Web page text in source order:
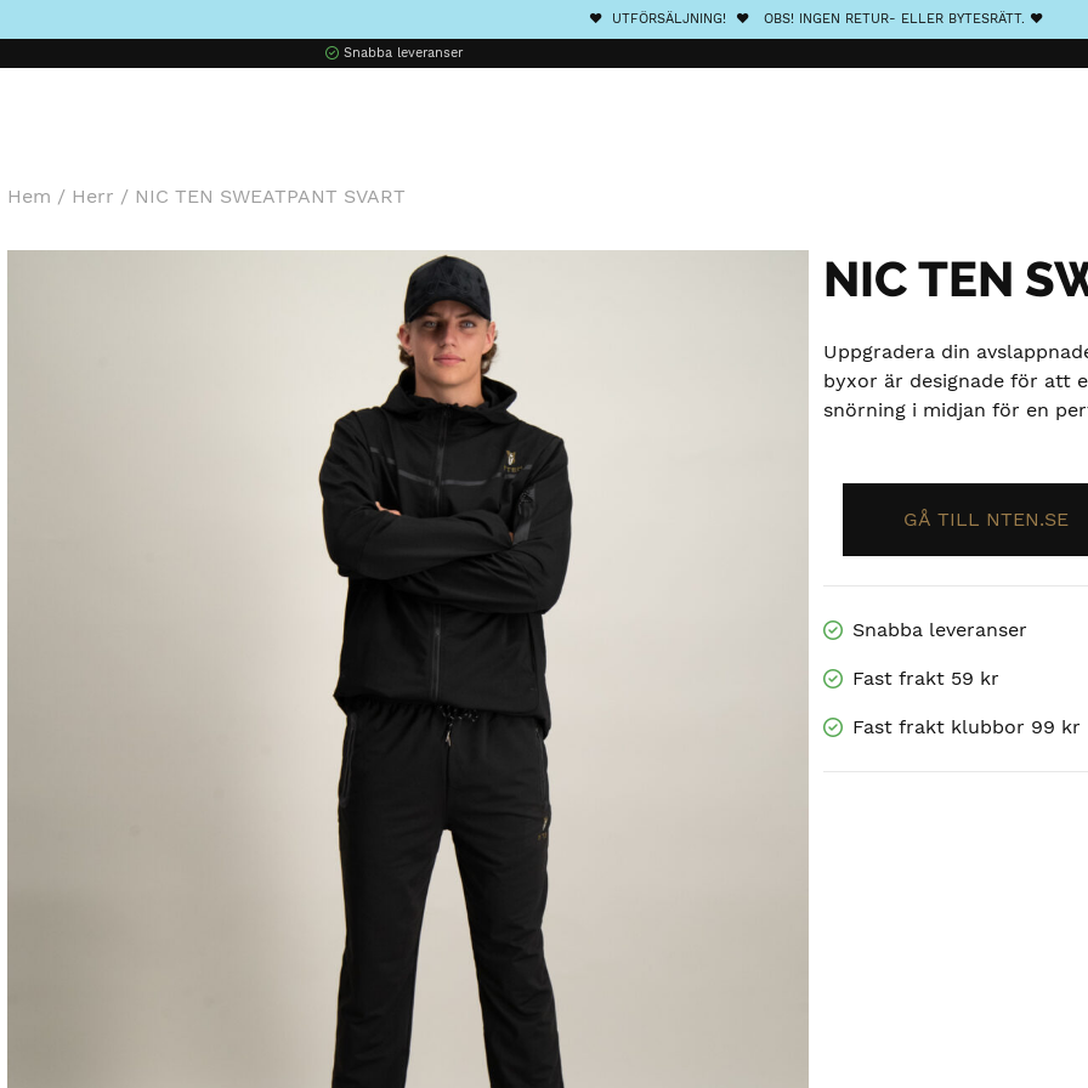
❤️ UTFÖRSÄLJNING! ❤️ OBS! INGEN RETUR- ELLER BYTESRÄTT. ❤️
Snabba leveranser
Hem / Herr / NIC TEN SWEATPANT SVART
NIC TEN
Uppgradera din
byxor är designade för att
snörning i midjan för en
Snabba leveranser
Fast frakt 59 kr
Fast frakt klubbor 99 kr